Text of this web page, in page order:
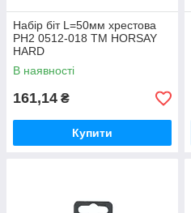
Набір біт L=50мм хрестова
PH2 0512-018 ТМ HORSAY
HARD
В наявності
161,14 ₴
Купити